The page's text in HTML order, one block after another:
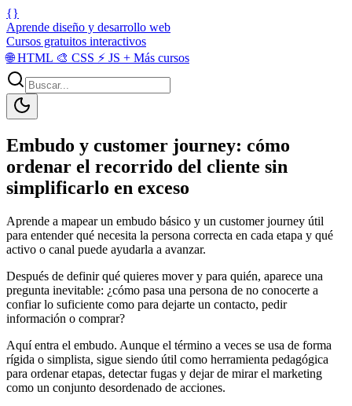
{}
Aprende diseño y desarrollo web
Cursos gratuitos interactivos
🌐HTML 🎨 CSS ⚡ JS + Más cursos
Embudo y customer journey: cómo
ordenar el recorrido del cliente sin
simplificarlo en exceso
Aprende a mapear un embudo básico y un customer journey útil
para entender qué necesita la persona correcta en cada etapa y qué
activo o canal puede ayudarla a avanzar.
Después de definir qué quieres mover y para quién, aparece una
pregunta inevitable: ¿cómo pasa una persona de no conocerte a
confiar lo suficiente como para dejarte un contacto, pedir
información o comprar?
Aquí entra el embudo. Aunque el término a veces se usa de forma
rígida o simplista, sigue siendo útil como herramienta pedagógica
para ordenar etapas, detectar fugas y dejar de mirar el marketing
como un conjunto desordenado de acciones.